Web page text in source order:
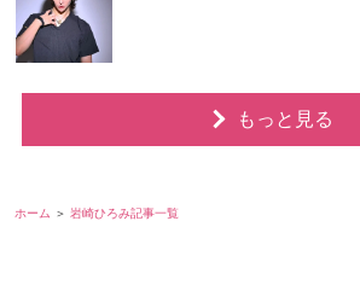
もっと見る
ホーム 岩崎ひろみ記事一覧